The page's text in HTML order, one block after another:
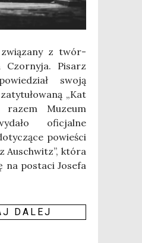
zwią­za­ny z twór­
Czor­ny­ja. Pisarz
swo­ją
„Kat
razem Muzeum
ofi­cjal­ne
powie­ści
Auschwitz”, któ­ra
na posta­ci Jose­fa
DALEJ